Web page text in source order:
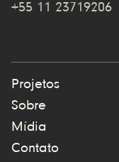
+55 11 23719206
Projetos
Sobre
Mídia
Contato